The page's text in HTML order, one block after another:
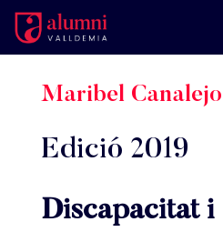
Maribel Canalejo
Edició 2019
Discapacitat i